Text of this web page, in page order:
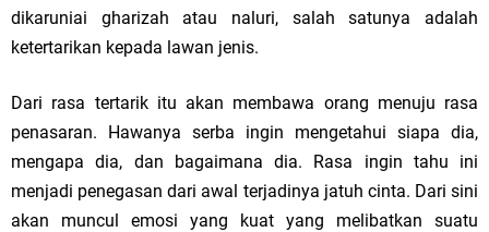
dikaruniai gharizah atau naluri, salah satunya adalah
ketertarikan kepada lawan jenis.
Dari rasa tertarik itu akan membawa orang menuju rasa
penasaran. Hawanya serba ingin mengetahui siapa dia,
mengapa dia, dan bagaimana dia. Rasa ingin tahu ini
menjadi penegasan dari awal terjadinya jatuh cinta. Dari sini
akan muncul emosi yang kuat yang melibatkan suatu